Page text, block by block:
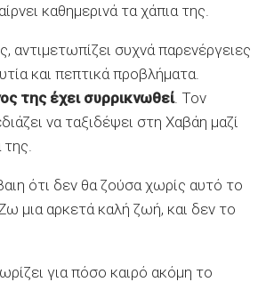
καθημερινά τα χάπια της.
αντιμετωπίζει συχνά παρενέργειες
και πεπτικά προβλήματα.
της έχει συρρικνωθεί. Τον
να ταξιδέψει στη Χαβάη μαζί
ότι δεν θα ζούσα χωρίς αυτό το
μια αρκετά καλή ζωή, και δεν το
για πόσο καιρό ακόμη το